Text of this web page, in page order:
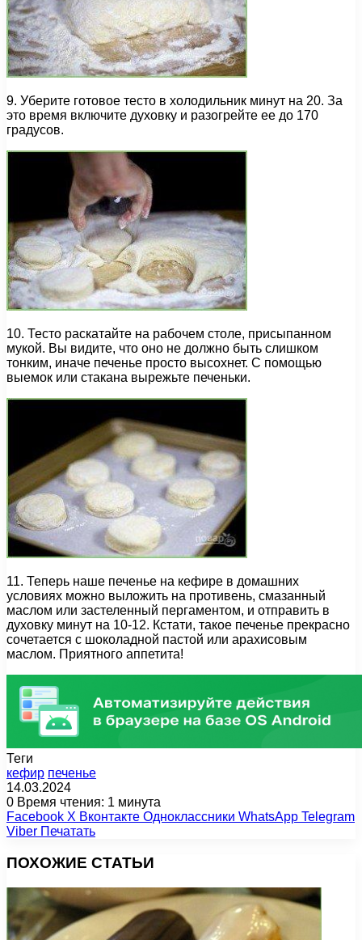
9. Уберите готовое тесто в холодильник минут на 20. За
это время включите духовку и разогрейте ее до 170
градусов.
10. Тесто раскатайте на рабочем столе, присыпанном
мукой. Вы видите, что оно не должно быть слишком
тонким, иначе печенье просто высохнет. С помощью
выемок или стакана вырежьте печеньки.
11. Теперь наше печенье на кефире в домашних
условиях можно выложить на противень, смазанный
маслом или застеленный пергаментом, и отправить в
духовку минут на 10-12. Кстати, такое печенье прекрасно
сочетается с шоколадной пастой или арахисовым
маслом. Приятного аппетита!
Теги
кефир печенье
14.03.2024
0 Время чтения: 1 минута
Facebook X Вконтакте Одноклассники WhatsApp Telegram
Viber Печатать
ПОХОЖИЕ СТАТЬИ